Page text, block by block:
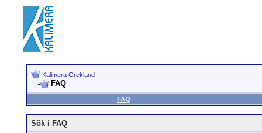
Kalimera Grekland
FAQ
FAQ
Sök i FAQ